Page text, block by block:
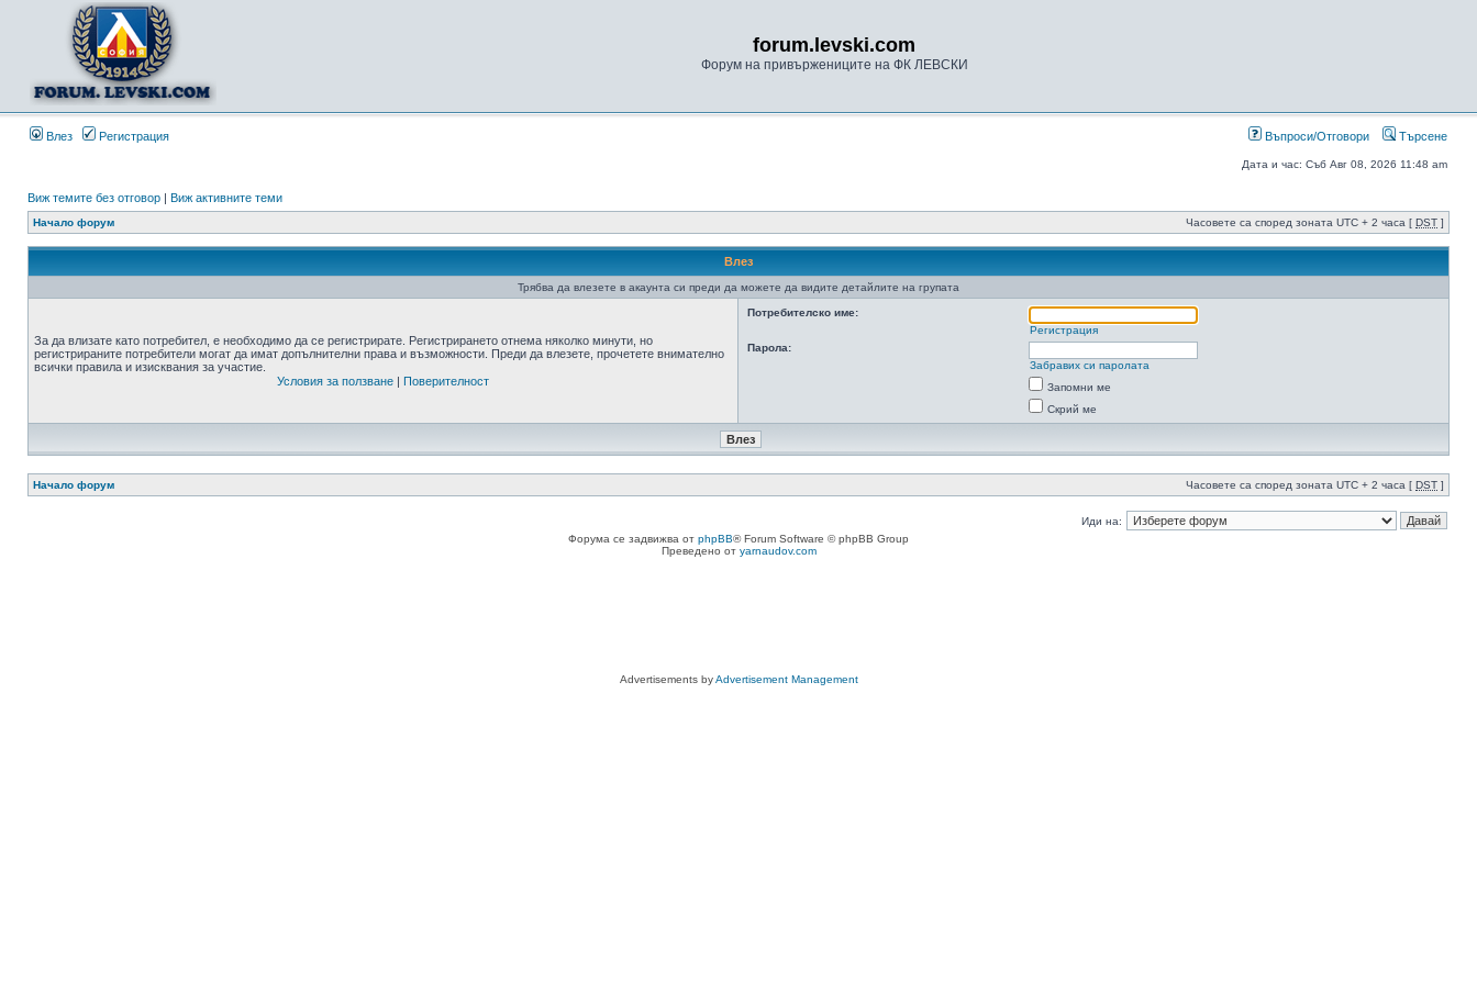
forum.levski.com
Форум на привържениците на ФК ЛЕВСКИ
Влез Регистрация Въпроси/Отговори Търсене
Дата и час: Съб Авг 08, 2026 11:48 am
Виж темите без отговор | Виж активните теми
Начало форум Часовете са според зоната UTC + 2 часа [ DST ]
Влез
Трябва да влезете в акаунта си преди да можете да видите детайлите на групата
За да влизате като потребител, е необходимо да се регистрирате. Регистрирането отнема няколко минути, но
регистрираните потребители могат да имат допълнителни права и възможности. Преди да влезете, прочетете внимателно
всички правила и изисквания за участие.
Условия за ползване | Поверителност
Потребителско име:
Регистрация
Парола:
Забравих си паролата
Запомни ме
Скрий ме
Начало форум Часовете са според зоната UTC + 2 часа [ DST ]
Иди на:
Форума се задвижва от phpBB® Forum Software © phpBB Group
Преведено от yarnaudov.com
Advertisements byAdvertisement Management